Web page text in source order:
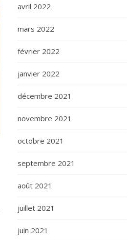
avril 2022
mars 2022
février 2022
janvier 2022
décembre 2021
novembre 2021
octobre 2021
septembre 2021
août 2021
juillet 2021
juin 2021